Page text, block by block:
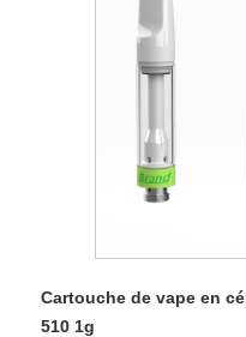
Cartouche de vape en
510 1g